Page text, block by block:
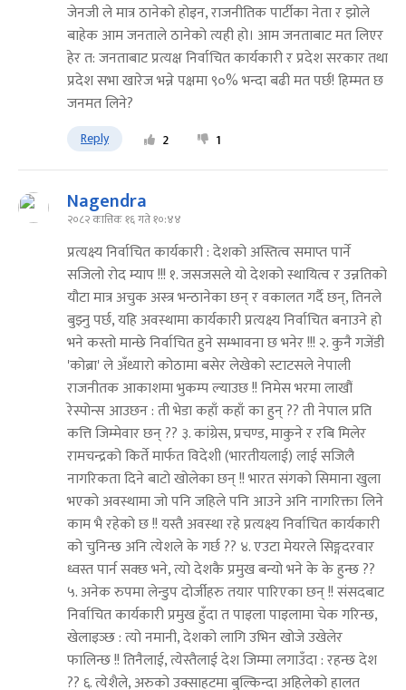
जेनजी ले मात्र ठानेको होइन, राजनीतिक पार्टीका नेता र झोले
बाहेक आम जनताले ठानेको त्यही हो। आम जनताबाट मत लिएर
हेर त: जनताबाट प्रत्यक्ष निर्वाचित कार्यकारी र प्रदेश सरकार तथा
प्रदेश सभा खारेज भन्ने पक्षमा ९०% भन्दा बढी मत पर्छ! हिम्मत छ
जनमत लिने?
Reply 2 1
Nagendra
२०८२ कात्तिक १६ गते १०:४४
प्रत्यक्ष्य निर्वाचित कार्यकारी : देशको अस्तित्व समाप्त पार्ने
सजिलो रोद म्याप !!! १. जसजसले यो देशको स्थायित्व र उन्नतिको
यौटा मात्र अचुक अस्त्र भन्ठानेका छन् र वकालत गर्दै छन्, तिनले
बुझ्नु पर्छ, यहि अवस्थामा कार्यकारी प्रत्यक्ष्य निर्वाचित बनाउने हो
भने कस्तो मान्छे निर्वाचित हुने सम्भावना छ भनेर !!! २. कुनै गजेंडी
'कोब्रा' ले अँध्यारो कोठामा बसेर लेखेको स्टाटसले नेपाली
राजनीतक आकाशमा भुकम्प ल्याउछ !! निमेस भरमा लाखौं
रेस्पोन्स आउछन : ती भेडा कहाँ कहाँ का हुन् ?? ती नेपाल प्रति
कत्ति जिम्मेवार छन् ?? ३. कांग्रेस, प्रचण्ड, माकुने र रबि मिलेर
रामचन्द्रको किर्ते मार्फत विदेशी (भारतीयलाई) लाई सजिलै
नागरिकता दिने बाटो खोलेका छन् !! भारत संगको सिमाना खुला
भएको अवस्थामा जो पनि जहिले पनि आउने अनि नागरिक्ता लिने
काम भै रहेको छ !! यस्तै अवस्था रहे प्रत्यक्ष्य निर्वाचित कार्यकारी
को चुनिन्छ अनि त्येशले के गर्छ ?? ४. एउटा मेयरले सिङ्गदरवार
ध्वस्त पार्न सक्छ भने, त्यो देशकै प्रमुख बन्यो भने के के हुन्छ ??
५. अनेक रुपमा लेन्डुप दोर्जीहरु तयार पारिएका छन् !! संसदबाट
निर्वाचित कार्यकारी प्रमुख हुँदा त पाइला पाइलामा चेक गरिन्छ,
खेलाइञ्छ : त्यो नमानी, देशको लागि उभिन खोजे उखेलेर
फालिन्छ !! तिनैलाई, त्येस्तैलाई देश जिम्मा लगाउँदा : रहन्छ देश
?? ६. त्येशैले, अरुको उक्साहटमा बुल्किन्दा अहिलेको हालत